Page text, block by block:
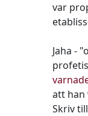
var
Jaha -
att han
Skriv